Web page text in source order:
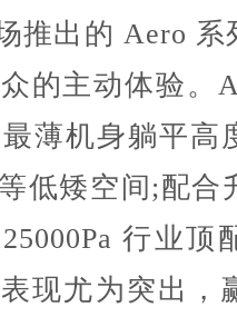
出的 Aero 系
的主动体验。
薄机身躺平高
低矮空间;配合
行业顶
现尤为突出，